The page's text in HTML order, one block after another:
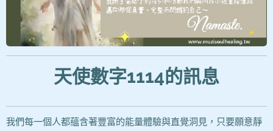
天使數字1114的訊息
我們每一個人都蘊含著豐富的能量體驗與直覺洞見，只要願意靜